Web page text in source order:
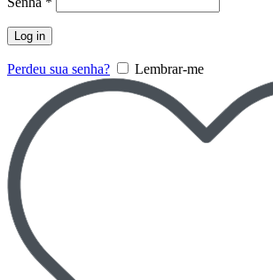
Log in
Perdeu sua senha? Lembrar-me